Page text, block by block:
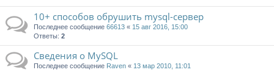
10+ способов обрушить mysql-сервер
Последнее сообщение 66613 « 15 авг 2016, 15:00
Ответы: 2
Сведения о MySQL
Последнее сообщение Raven « 13 мар 2010, 11:01